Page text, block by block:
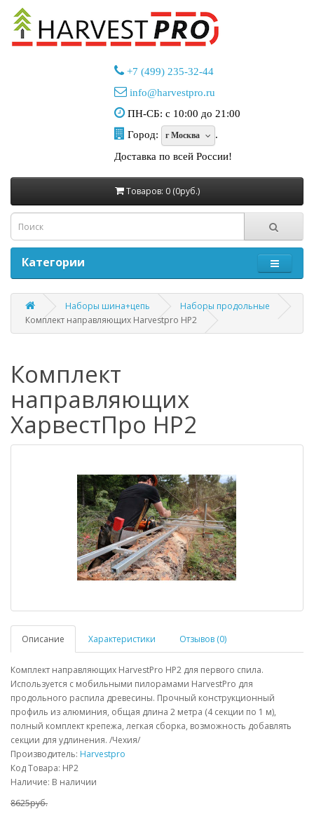
+7 (499) 235-32-44
info@harvestpro.ru
ПН-СБ: с 10:00 до 21:00
Город:
г Москва
.
Доставка по всей России!
Товаров: 0 (0руб.)
Категории
Наборы шина+цепь
Наборы продольные
Комплект направляющих Harvestpro HP2
Комплект
направляющих
ХарвестПро HP2
Описание Характеристики Отзывов (0)
Комплект направляющих HarvestPro HP2 для первого спила.
Используется с мобильными пилорамами HarvestPro для
продольного распила древесины. Прочный конструкционный
профиль из алюминия, общая длина 2 метра (4 секции по 1 м),
полный комплект крепежа, легкая сборка, возможность добавлять
секции для удлинения. /Чехия/
Производитель: Harvestpro
Код Товара: HP2
Наличие: В наличии
8625руб.